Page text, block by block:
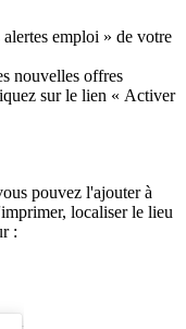
emploi » de votre
nouvelles offres
sur le lien « Activer
pouvez l'ajouter à
localiser le lieu
: